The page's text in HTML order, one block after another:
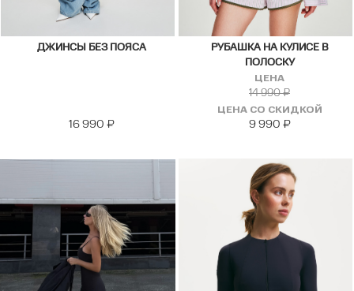
ДЖИНСЫ БЕЗ ПОЯСА
16 990 ₽
РУБАШКА НА КУЛИСЕ В
ПОЛОСКУ
ЦЕНА
14 990₽
ЦЕНА СО СКИДКОЙ
9 990 ₽